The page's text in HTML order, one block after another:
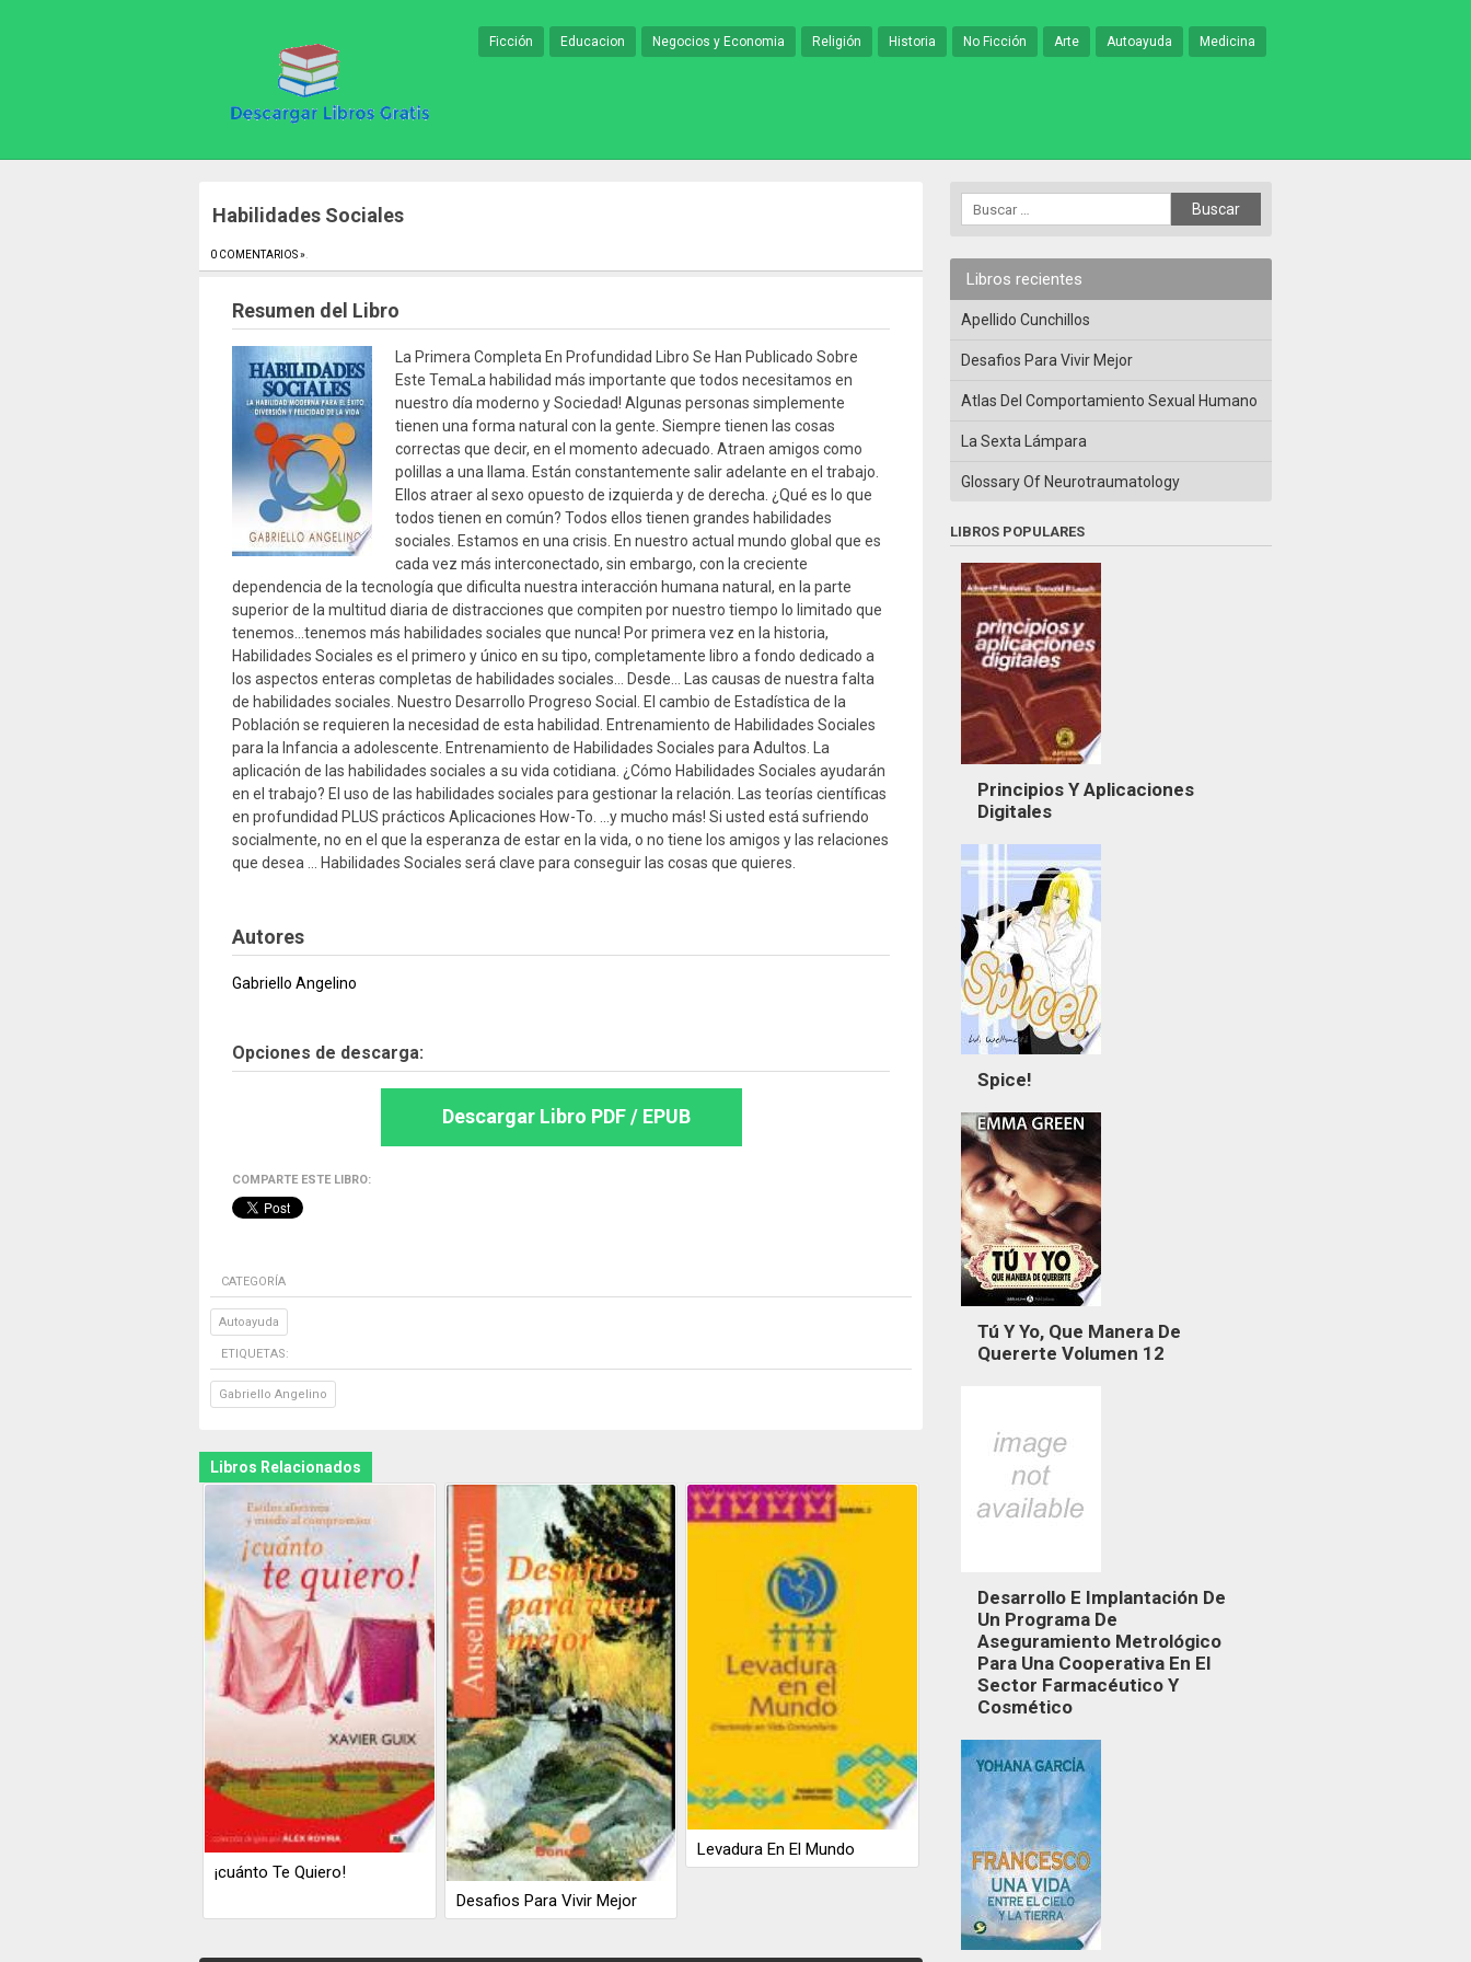
Ficción Educacion Negocios y Economia Religión Historia No Ficción Arte Autoayuda Medicina
Habilidades Sociales
0 COMENTARIOS »
Resumen del Libro
La Primera Completa En Profundidad Libro Se Han Publicado Sobre
Este TemaLa habilidad más importante que todos necesitamos en
nuestro día moderno y Sociedad! Algunas personas simplemente
tienen una forma natural con la gente. Siempre tienen las cosas
correctas que decir, en el momento adecuado. Atraen amigos como
polillas a una llama. Están constantemente salir adelante en el trabajo.
Ellos atraer al sexo opuesto de izquierda y de derecha. ¿Qué es lo que
todos tienen en común? Todos ellos tienen grandes habilidades
sociales. Estamos en una crisis. En nuestro actual mundo global que es
cada vez más interconectado, sin embargo, con la creciente
dependencia de la tecnología que dificulta nuestra interacción humana natural, en la parte
superior de la multitud diaria de distracciones que compiten por nuestro tiempo lo limitado que
tenemos…tenemos más habilidades sociales que nunca! Por primera vez en la historia,
Habilidades Sociales es el primero y único en su tipo, completamente libro a fondo dedicado a
los aspectos enteras completas de habilidades sociales… Desde… Las causas de nuestra falta
de habilidades sociales. Nuestro Desarrollo Progreso Social. El cambio de Estadística de la
Población se requieren la necesidad de esta habilidad. Entrenamiento de Habilidades Sociales
para la Infancia a adolescente. Entrenamiento de Habilidades Sociales para Adultos. La
aplicación de las habilidades sociales a su vida cotidiana. ¿Cómo Habilidades Sociales ayudarán
en el trabajo? El uso de las habilidades sociales para gestionar la relación. Las teorías científicas
en profundidad PLUS prácticos Aplicaciones How-To. …y mucho más! Si usted está sufriendo
socialmente, no en el que la esperanza de estar en la vida, o no tiene los amigos y las relaciones
que desea … Habilidades Sociales será clave para conseguir las cosas que quieres.
Autores
Gabriello Angelino
Opciones de descarga:
Descargar Libro PDF / EPUB
COMPARTE ESTE LIBRO:
CATEGORÍA
Autoayuda
ETIQUETAS:
Gabriello Angelino
Libros Relacionados
¡cuánto Te Quiero!
Desafios Para Vivir Mejor
Levadura En El Mundo
Libros recientes
Apellido Cunchillos
Desafios Para Vivir Mejor
Atlas Del Comportamiento Sexual Humano
La Sexta Lámpara
Glossary Of Neurotraumatology
LIBROS POPULARES
Principios Y Aplicaciones
Digitales
Spice!
Tú Y Yo, Que Manera De
Quererte Volumen 12
Desarrollo E Implantación De
Un Programa De
Aseguramiento Metrológico
Para Una Cooperativa En El
Sector Farmacéutico Y
Cosmético